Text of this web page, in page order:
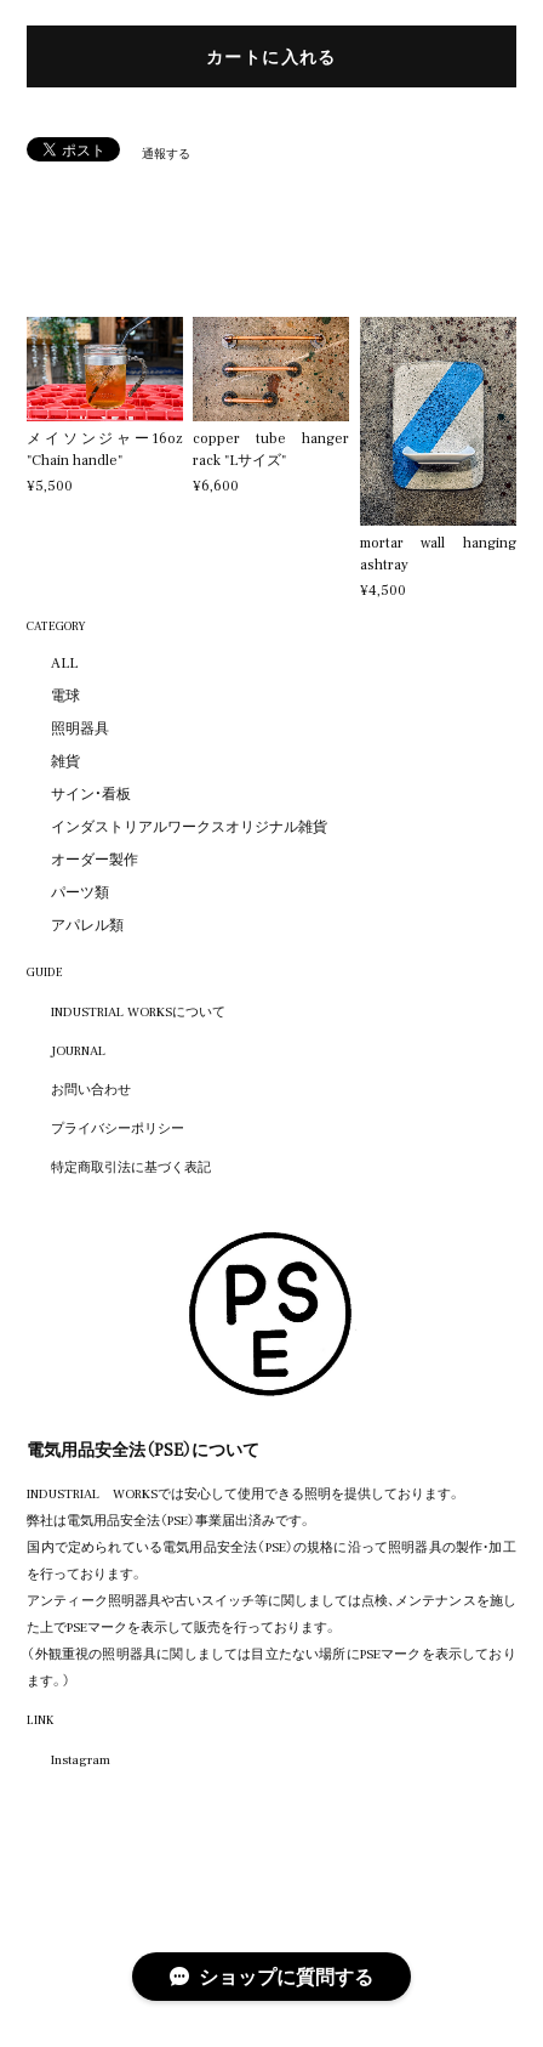
カートに入れる
通報する
メイソンジャー16oz
"Chain handle"
¥5,500
copper tube hanger
rack "Lサイズ"
¥6,600
mortar wall hanging
ashtray
¥4,500
CATEGORY
ALL
電球
照明器具
雑貨
サイン・看板
インダストリアルワークスオリジナル雑貨
オーダー製作
パーツ類
アパレル類
GUIDE
INDUSTRIAL WORKSについて
JOURNAL
お問い合わせ
プライバシーポリシー
特定商取引法に基づく表記
電気用品安全法（PSE）について
INDUSTRIAL WORKSでは安心して使用できる照明を提供しております。
弊社は電気用品安全法（PSE）事業届出済みです。
国内で定められている電気用品安全法（PSE）の規格に沿って照明器具の製作・加工
を行っております。
アンティーク照明器具や古いスイッチ等に関しましては点検、メンテナンスを施し
た上でPSEマークを表示して販売を行っております。
（外観重視の照明器具に関しましては目立たない場所にPSEマークを表示しており
ます。）
LINK
Instagram
ショップに質問する